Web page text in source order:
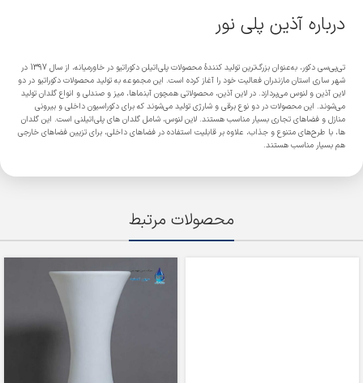
درباره آذین پلی نور
تی‌پی‌سی دکور، به‌عنوان بزرگ‌ترین تولید کنندۀ محصولات پلی‌اتیلن دکوراتیو در خاورمیانه، از سال 1397 در
شهر ساری استان مازندران فعالیت خود را آغاز کرده است. این مجموعه به تولید محصولات دکوراتیو در دو
لاین آذین و لنوس می‌پردازد. در لاین آذین، محصولاتی همچون آبنماها، میز و صندلی و انواع گلدان تولید
می‌شوند. این محصولات در دو نوع برقی و شارژی تولید می‌شوند که برای دکوراسیون داخلی و بیرونی
منازل و فضاهای تجاری بسیار مناسب هستند. لاین لنوس، شامل گلدان های پلی‌اتیلنی است. این گلدان
ها، با طرح‌های متنوع و جذاب، علاوه بر قابلیت استفاده در فضاهای داخلی، برای تزیین فضاهای خارجی
هم بسیار مناسب هستند.
محصولات مرتبط